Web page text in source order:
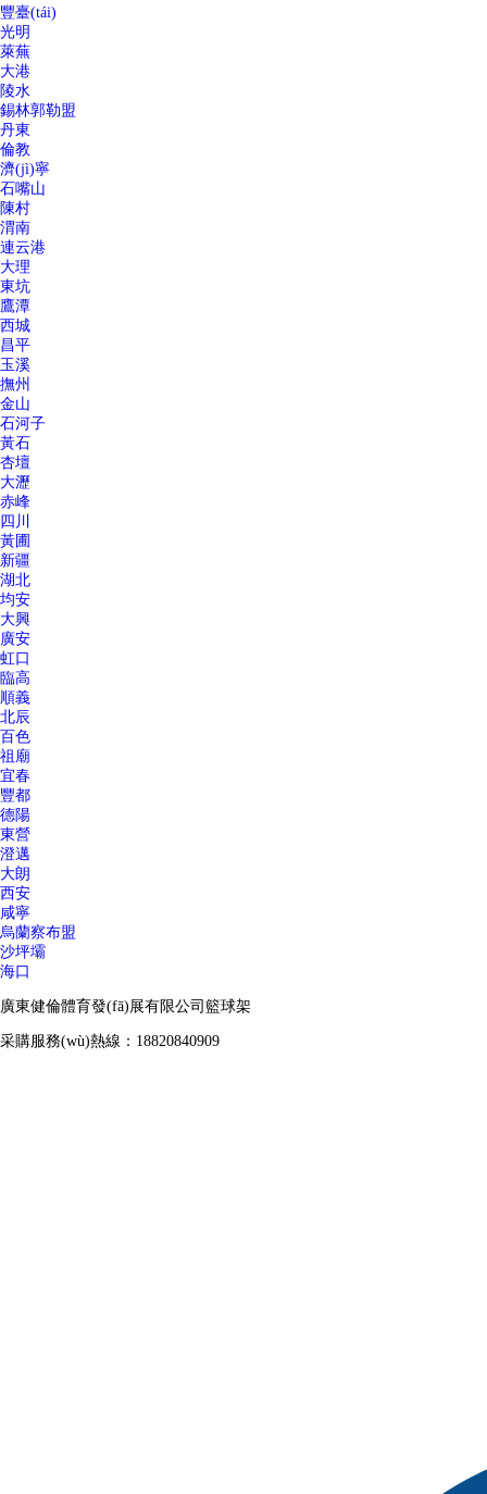
豐臺(tái)
光明
萊蕪
大港
陵水
錫林郭勒盟
丹東
倫教
濟(jì)寧
石嘴山
陳村
渭南
連云港
大理
東坑
鷹潭
西城
昌平
玉溪
撫州
金山
石河子
黃石
杏壇
大瀝
赤峰
四川
黃圃
新疆
湖北
均安
大興
廣安
虹口
臨高
順義
北辰
百色
祖廟
宜春
豐都
德陽
東營
澄邁
大朗
西安
咸寧
烏蘭察布盟
沙坪壩
海口
廣東健倫體育發(fā)展有限公司籃球架
采購服務(wù)熱線：18820840909